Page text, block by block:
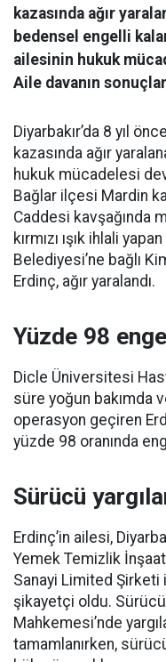
kazasında ağır
bedensel engelli
ailesinin hukuk
Aile davanın
Diyarbakır’da 8 yıl
kazasında ağır
hukuk mücadelesi
Bağlar ilçesi Mardin
Caddesi kavşağında
kırmızı ışık ihlali
Belediyesi’ne bağlı
Erdinç, ağır yaralandı.
Yüzde 98
Dicle Üniversitesi
süre yoğun bakımda
operasyon geçiren
yüzde 98 oranında
Sürücü
Erdinç’in ailesi,
Yemek Temizlik
Sanayi Limited Şirketi
şikayetçi oldu. Sürücü
Mahkemesi’nde
tamamlanırken,